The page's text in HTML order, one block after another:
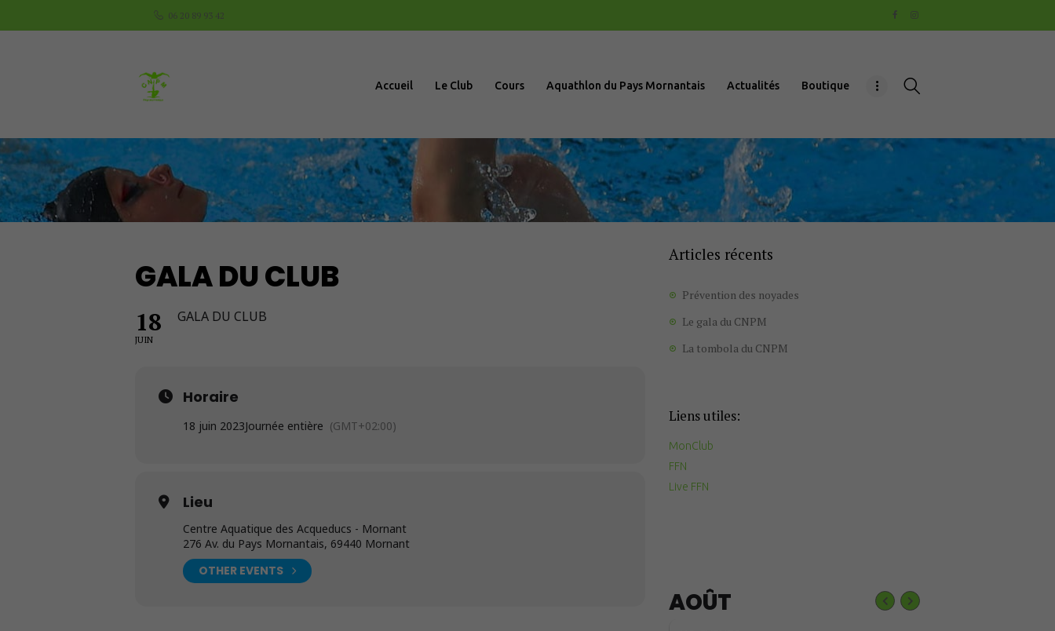
06 20 89 93 42
Accueil Le Club Cours Aquathlon du Pays Mornantais Actualités Boutique
Aquathlon du
Mornantais
GALA DU CLUB
18
JUIN
GALA DU CLUB
Horaire
18 juin 2023Journée entière (GMT+02:00)
Lieu
Centre Aquatique des Acqueducs - Mornant
276 Av. du Pays Mornantais, 69440 Mornant
OTHER EVENTS
Articles récents
Prévention des noyades
Le gala du CNPM
La tombola du CNPM
Liens utiles:
MonClub
FFN
Live FFN
AOÛT